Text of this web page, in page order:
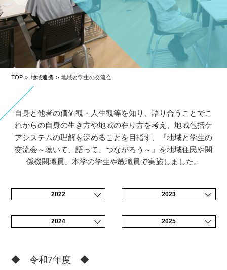
TOP 地域連携 地域と学⽣の交流会
自身と他者の価値観・人生観等を知り、語り合うことでこ
れからの自身の生き方や地域の在り方を考え、地域包括ケ
アシステムの理解を深めることを目指す、『地域と学生の
交流会～聴いて、語って、つながろう～』を地域住民や関
係機関職員、本学の学生や教職員で実施しました。
2022 2023
2024 2025
◆ 令和7年度 ◆